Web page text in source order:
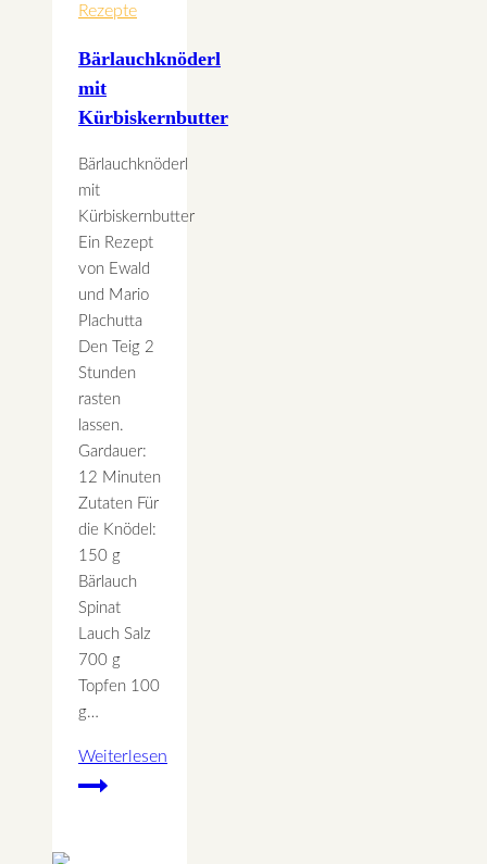
Welt
Rezepte
Bärlauchknöderl
mit
Kürbiskernbutter
Bärlauchknöderl
mit
Kürbiskernbutter
Ein Rezept
von Ewald
und Mario
Plachutta
Den Teig 2
Stunden
rasten
lassen.
Gardauer:
12 Minuten
Zutaten Für
die Knödel:
150 g
Bärlauch
Spinat
Lauch Salz
700 g
Topfen 100
g…
Weiterlesen
Bärlauchknöderl